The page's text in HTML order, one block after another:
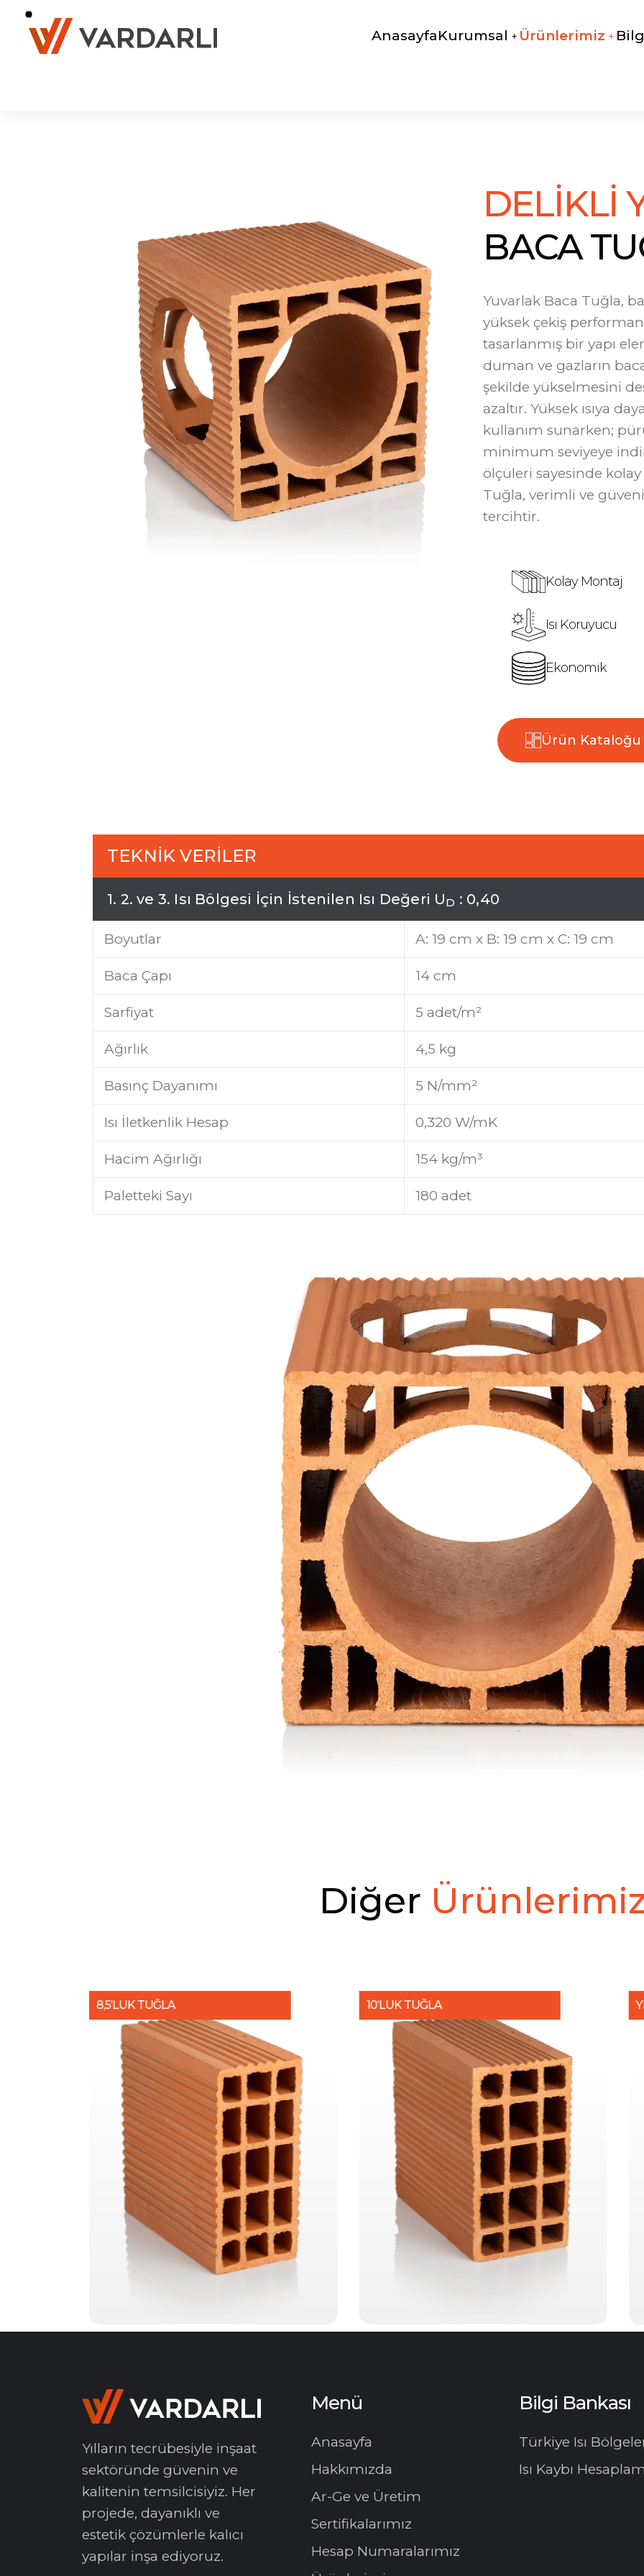
AnasayfaKurumsal Ürünlerimiz
DELİKLİ
BACATU
Yuvarlak Baca Tuğla,
yüksek çekiş
tasarlanmış bir yapı
duman ve gazların
şekilde yükselmesini
azaltır. Yüksek ısıya
kullanım sunarken;
minimum seviyeye
ölçüleri sayesinde
Tuğla, verimli ve
tercihtir.
Kolay Montaj
Isı Koruyucu
Ekonomik
Ürün Kataloğu
TEKNİK VERİLER
1. 2. ve 3. Isı Bölgesi İçin İstenilen Isı Değeri UD : 0,40
Boyutlar A: 19 cm x B: 19 cm x C: 19 cm
Baca Çapı 14 cm
Sarfiyat 5 adet/m²
Ağırlık 4,5 kg
Basınç Dayanımı 5 N/mm²
Isı İletkenlik Hesap 0,320 W/mK
Hacim Ağırlığı 154 kg/m³
Paletteki Sayı 180 adet
Diğer Ürünlerimi
8,5’LUK TUĞLA 10’LUK TUĞLA
Yılların tecrübesiyle inşaat
sektöründe güvenin ve
kalitenin temsilcisiyiz. Her
projede, dayanıklı ve
estetik çözümlerle kalıcı
yapılar inşa ediyoruz.
Menü
Anasayfa
Hakkımızda
Ar-Ge ve Üretim
Sertifikalarımız
Hesap Numaralarımız
Bilgi Bankası
Türkiye Isı
Isı Kaybı